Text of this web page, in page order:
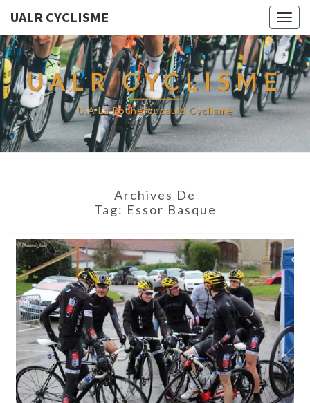
UALR CYCLISME
UALR CYCLISME
U.A La Rochefoucauld Cyclisme
Archives De
Tag: Essor Basque